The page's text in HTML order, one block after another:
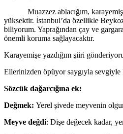
Muazzez ablacığım,
yüksektir. İstanbul’da özellikle
biliyorum. Yaprağından çay ve
önemli koruma sağlayacaktır.
Karayemişe yazdığım şiiri
Ellerinizden öpüyor saygıyla sevgiyle
Sözcük dağarcığına ek:
Değmek: Yerel şivede meyvenin
Meyve değdi: Dişe değecek kadar,